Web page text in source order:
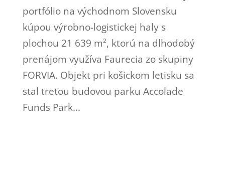
portfólio na východnom Slovensku
kúpou výrobno-logistickej haly s
plochou 21 639 m², ktorú na dlhodobý
prenájom využíva Faurecia zo skupiny
FORVIA. Objekt pri košickom letisku sa
stal treťou budovou parku Accolade
Funds Park...